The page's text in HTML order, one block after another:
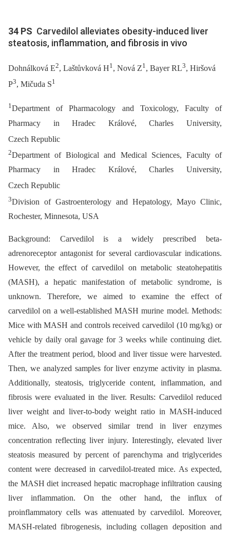
34 PS Carvedilol alleviates obesity-induced liver
steatosis, inflammation, and fibrosis in vivo
Dohnálková E2, Laštůvková H1 , Nová Z1 , Bayer RL3, Hiršová
P3, Mičuda S1
1Department of Pharmacology and Toxicology, Faculty of
Pharmacy in Hradec Králové, Charles University,
Czech Republic
2Department of Biological and Medical Sciences, Faculty of
Pharmacy in Hradec Králové, Charles University,
Czech Republic
3Division of Gastroenterology and Hepatology, Mayo Clinic,
Rochester, Minnesota, USA
Background: Carvedilol is a widely prescribed beta-
adrenoreceptor antagonist for several cardiovascular indications.
However, the effect of carvedilol on metabolic steatohepatitis
(MASH), a hepatic manifestation of metabolic syndrome, is
unknown. Therefore, we aimed to examine the effect of
carvedilol on a well-established MASH murine model. Methods:
Mice with MASH and controls received carvedilol (10 mg/kg) or
vehicle by daily oral gavage for 3 weeks while continuing diet.
After the treatment period, blood and liver tissue were harvested.
Then, we analyzed samples for liver enzyme activity in plasma.
Additionally, steatosis, triglyceride content, inflammation, and
fibrosis were evaluated in the liver. Results: Carvedilol reduced
liver weight and liver-to-body weight ratio in MASH-induced
mice. Also, we observed similar trend in liver enzymes
concentration reflecting liver injury. Interestingly, elevated liver
steatosis measured by percent of parenchyma and triglycerides
content were decreased in carvedilol-treated mice. As expected,
the MASH diet increased hepatic macrophage infiltration causing
liver inflammation. On the other hand, the influx of
proinflammatory cells was attenuated by carvedilol. Moreover,
MASH-related fibrogenesis, including collagen deposition and